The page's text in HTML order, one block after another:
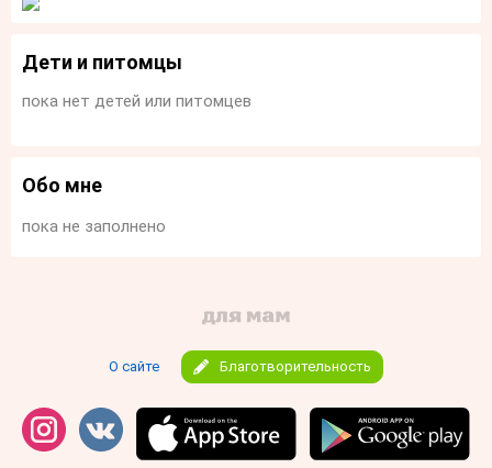
Дети и питомцы
пока нет детей или питомцев
Обо мне
пока не заполнено
О сайте Благотворительность